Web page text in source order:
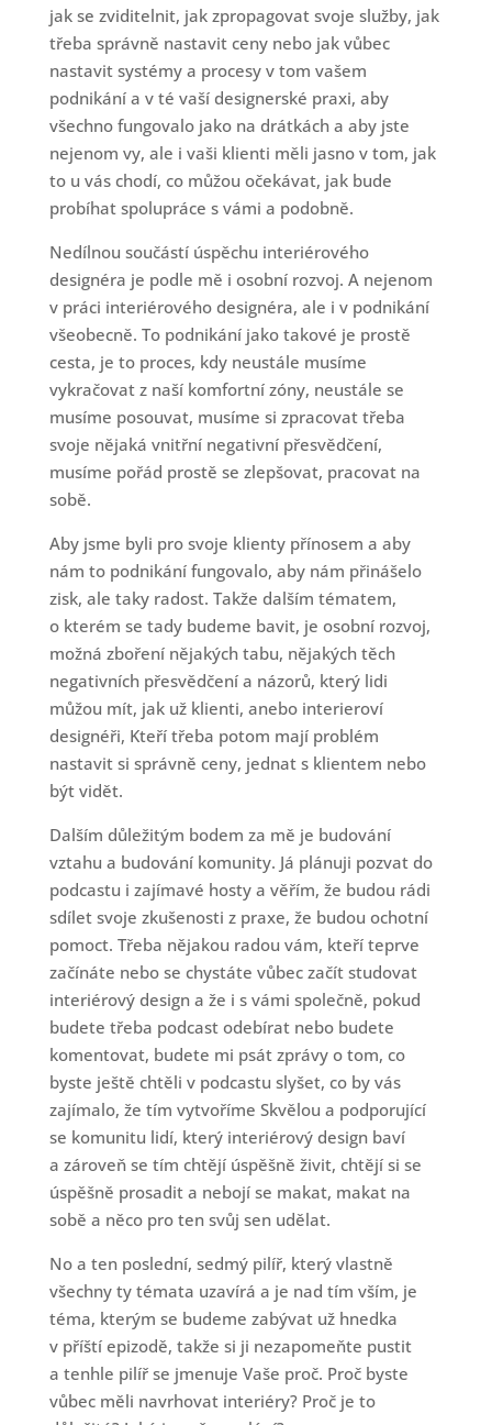
jak se zviditelnit, jak zpropagovat svoje služby, jak
třeba správně nastavit ceny nebo jak vůbec
nastavit systémy a procesy v tom vašem
podnikání a v té vaší designerské praxi, aby
všechno fungovalo jako na drátkách a aby jste
nejenom vy, ale i vaši klienti měli jasno v tom, jak
to u vás chodí, co můžou očekávat, jak bude
probíhat spolupráce s vámi a podobně.
Nedílnou součástí úspěchu interiérového
designéra je podle mě i osobní rozvoj. A nejenom
v práci interiérového designéra, ale i v podnikání
všeobecně. To podnikání jako takové je prostě
cesta, je to proces, kdy neustále musíme
vykračovat z naší komfortní zóny, neustále se
musíme posouvat, musíme si zpracovat třeba
svoje nějaká vnitřní negativní přesvědčení,
musíme pořád prostě se zlepšovat, pracovat na
sobě.
Aby jsme byli pro svoje klienty přínosem a aby
nám to podnikání fungovalo, aby nám přinášelo
zisk, ale taky radost. Takže dalším tématem,
o kterém se tady budeme bavit, je osobní rozvoj,
možná zboření nějakých tabu, nějakých těch
negativních přesvědčení a názorů, který lidi
můžou mít, jak už klienti, anebo interieroví
designéři, Kteří třeba potom mají problém
nastavit si správně ceny, jednat s klientem nebo
být vidět.
Dalším důležitým bodem za mě je budování
vztahu a budování komunity. Já plánuji pozvat do
podcastu i zajímavé hosty a věřím, že budou rádi
sdílet svoje zkušenosti z praxe, že budou ochotní
pomoct. Třeba nějakou radou vám, kteří teprve
začínáte nebo se chystáte vůbec začít studovat
interiérový design a že i s vámi společně, pokud
budete třeba podcast odebírat nebo budete
komentovat, budete mi psát zprávy o tom, co
byste ještě chtěli v podcastu slyšet, co by vás
zajímalo, že tím vytvoříme Skvělou a podporující
se komunitu lidí, který interiérový design baví
a zároveň se tím chtějí úspěšně živit, chtějí si se
úspěšně prosadit a nebojí se makat, makat na
sobě a něco pro ten svůj sen udělat.
No a ten poslední, sedmý pilíř, který vlastně
všechny ty témata uzavírá a je nad tím vším, je
téma, kterým se budeme zabývat už hnedka
v příští epizodě, takže si ji nezapomeňte pustit
a tenhle pilíř se jmenuje Vaše proč. Proč byste
vůbec měli navrhovat interiéry? Proč je to